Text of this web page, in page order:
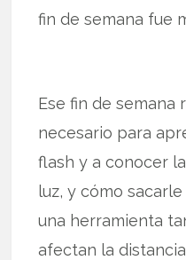
fin de semana fue
Ese fin de semana
necesario para
flash y a conocer
luz, y cómo
una herramienta
afectan la